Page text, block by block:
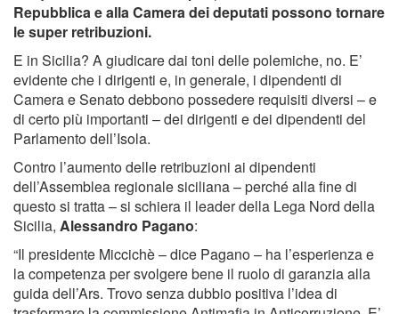
Repubblica e alla Camera dei deputati possono tornare
le super retribuzioni.
E in Sicilia? A giudicare dai toni delle polemiche, no. E’
evidente che i dirigenti e, in generale, i dipendenti di
Camera e Senato debbono possedere requisiti diversi – e
di certo più importanti – dei dirigenti e dei dipendenti del
Parlamento dell’Isola.
Contro l’aumento delle retribuzioni ai dipendenti
dell’Assemblea regionale siciliana – perché alla fine di
questo si tratta – si schiera il leader della Lega Nord della
Sicilia, Alessandro Pagano:
“Il presidente Miccichè – dice Pagano – ha l’esperienza e
la competenza per svolgere bene il ruolo di garanzia alla
guida dell’Ars. Trovo senza dubbio positiva l’idea di